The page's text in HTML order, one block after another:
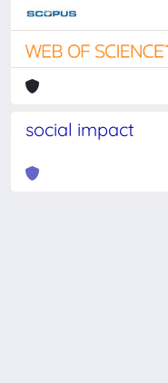
social impact